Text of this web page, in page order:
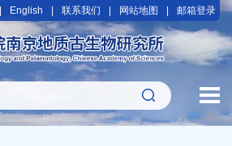
English 联系我们 网站地图 邮箱登录